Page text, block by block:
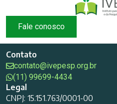
Fale conosco
Contato
contato@ivepesp.org.br
(11) 99699-4434
Legal
CNPJ: 15.151.763/0001-00